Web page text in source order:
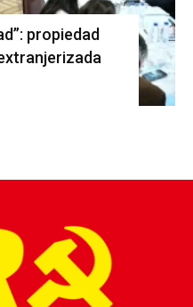
propiedad